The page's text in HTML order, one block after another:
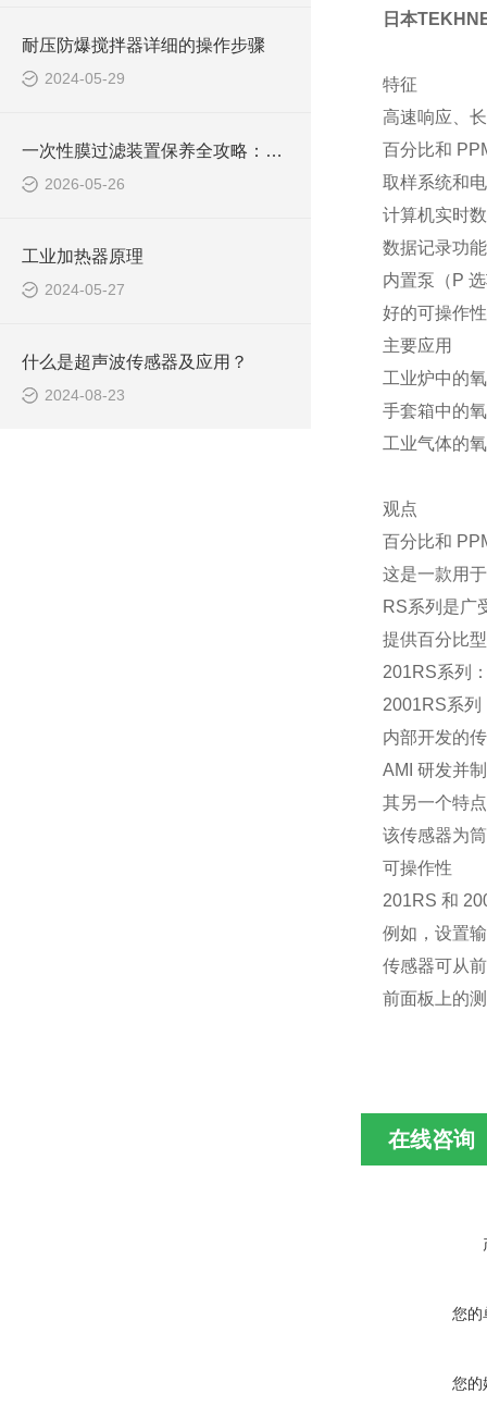
耐压防爆搅拌器详细的操作步骤
2024-05-29
一次性膜过滤装置保养全攻略：简单几步，让设备稳定又耐用！
2026-05-26
工业加热器原理
2024-05-27
什么是超声波传感器及应用？
2024-08-23
日本
特征
高速响应、
百分比和
取样系统和
计算机实时
数据记录功能
内置泵（P
好的可操作
主要应用
工业炉中的
手套箱中的
工业气体的
观点
百分比和
这是一款用
RS系列是广
提供百分比
201RS系列
2001RS系列
内部开发的
AMI 研发并
其另一个特
该传感器为
可操作性
201RS 和
例如，设置
传感器可从
前面板上的
在线咨询
您的
您的